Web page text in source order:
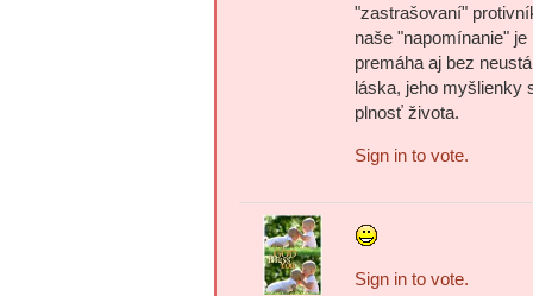
"zastrašovaní"
naše "napomínanie"
premáha aj bez
láska, jeho myšlienky
plnosť života.
Sign in to vote.
Sign in to vote.